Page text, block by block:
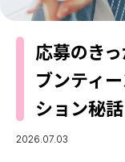
おでかけ
お悩み相談
MODEL'S
TikTok
Instagram
YouTube
FORTUNE
応募のき
ブンティ
ション秘話
2026.07.03